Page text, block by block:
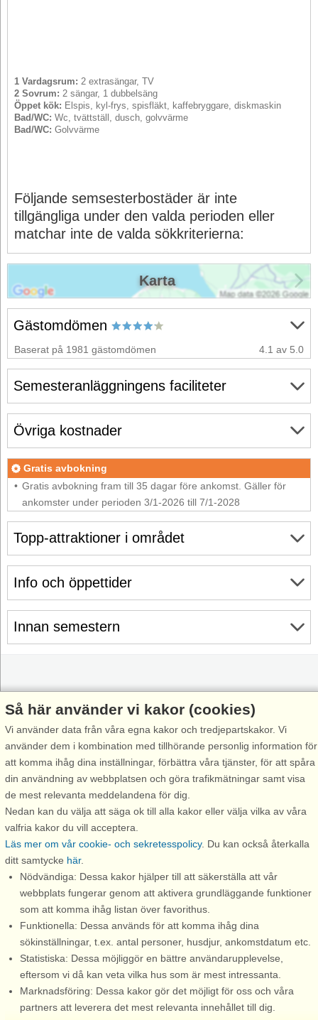
Ring oss för att boka
1 Vardagsrum: 2 extrasängar, TV
2 Sovrum: 2 sängar, 1 dubbelsäng
Öppet kök: Elspis, kyl-frys, spisfläkt, kaffebryggare, diskmaskin
Bad/WC: Wc, tvättställ, dusch, golvvärme
Bad/WC: Golvvärme
Följande semsesterbostäder är inte
tillgängliga under den valda perioden eller
matchar inte de valda sökkriterierna:
Info och öppettider
Innan semestern
Gästomdömen
Baserat på 1981 gästomdömen 4.1 av 5.0
Semesteranläggningens faciliteter
Övriga kostnader
Gratis avbokning
Gratis avbokning fram till 35 dagar före ankomst. Gäller för
ankomster under perioden 3/1-2026 till 7/1-2028
Karta
Topp-attraktioner i området
Inspiration
Köp av presentkort
Rabatt
Om Danland
Din vistelse
Innan hemresan
Värt att veta
Trygghet & garanti
Förbehåll
Support
Kontakt
FAQ - frågor och svar
FAQ Rabattkoder
Hyresvilkor
Personuppgifter
Så här använder vi kakor (cookies)
Vi använder data från våra egna kakor och tredjepartskakor. Vi
använder dem i kombination med tillhörande personlig information för
att komma ihåg dina inställningar, förbättra våra tjänster, för att spåra
din användning av webbplatsen och göra trafikmätningar samt visa
de mest relevanta meddelandena för dig.
Nedan kan du välja att säga ok till alla kakor eller välja vilka av våra
valfria kakor du vill acceptera.
Läs mer om vår cookie- och sekretesspolicy. Du kan också återkalla
ditt samtycke här.
Nödvändiga: Dessa kakor hjälper till att säkerställa att vår
webbplats fungerar genom att aktivera grundläggande funktioner
som att komma ihåg listan över favorithus.
Funktionella: Dessa används för att komma ihåg dina
sökinställningar, t.ex. antal personer, husdjur, ankomstdatum etc.
Statistiska: Dessa möjliggör en bättre användarupplevelse,
eftersom vi då kan veta vilka hus som är mest intressanta.
Marknadsföring: Dessa kakor gör det möjligt för oss och våra
partners att leverera det mest relevanta innehållet till dig.